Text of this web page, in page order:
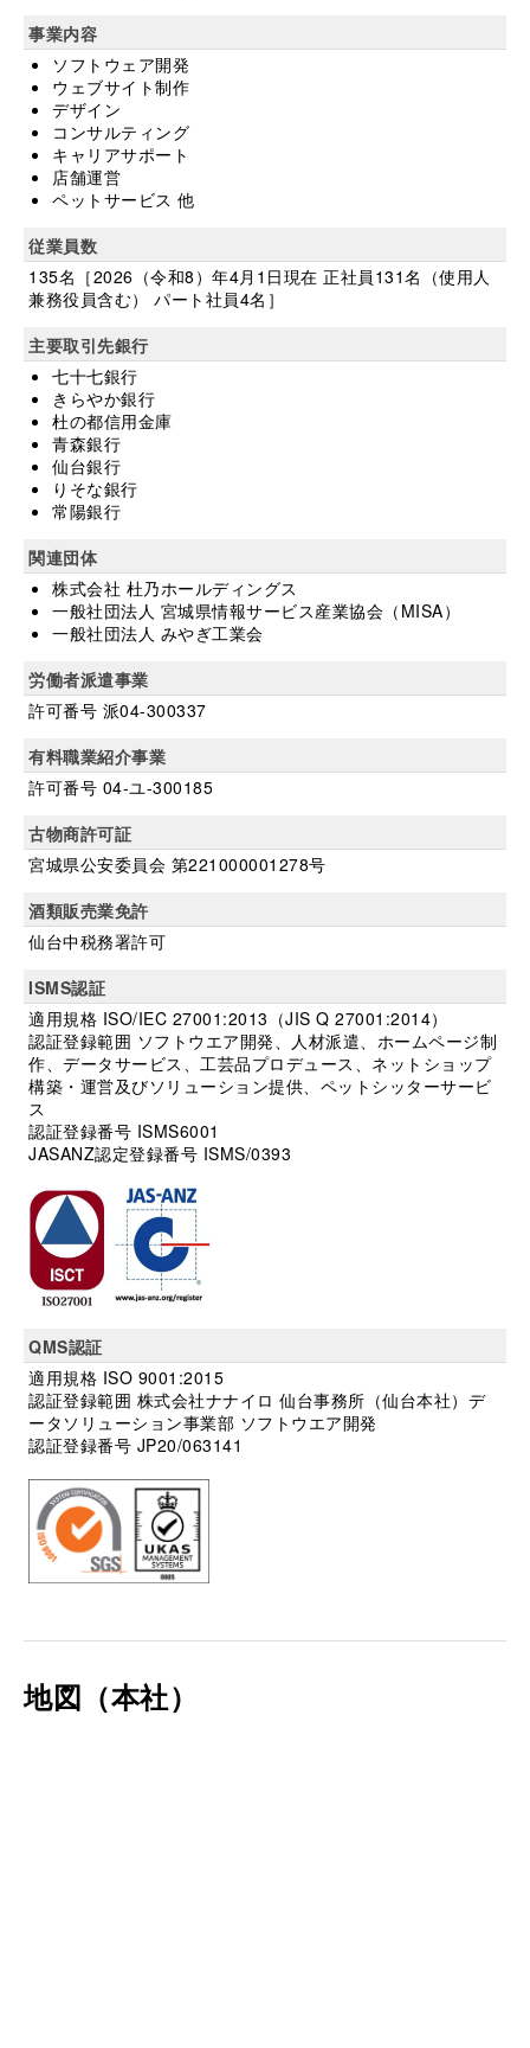
事業内容
ソフトウェア開発
ウェブサイト制作
デザイン
コンサルティング
キャリアサポート
店舗運営
ペットサービス 他
従業員数
135名［2026（令和8）年4月1日現在 正社員131名（使用人
兼務役員含む） パート社員4名］
主要取引先銀行
七十七銀行
きらやか銀行
杜の都信用金庫
青森銀行
仙台銀行
りそな銀行
常陽銀行
関連団体
株式会社 杜乃ホールディングス
一般社団法人 宮城県情報サービス産業協会（MISA）
一般社団法人 みやぎ工業会
労働者派遣事業
許可番号 派04-300337
有料職業紹介事業
許可番号 04-ユ-300185
古物商許可証
宮城県公安委員会 第221000001278号
酒類販売業免許
仙台中税務署許可
ISMS認証
適用規格 ISO/IEC 27001:2013（JIS Q 27001:2014）
認証登録範囲 ソフトウエア開発、人材派遣、ホームページ制
作、データサービス、工芸品プロデュース、ネットショップ
構築・運営及びソリューション提供、ペットシッターサービ
ス
認証登録番号 ISMS6001
JASANZ認定登録番号 ISMS/0393
QMS認証
適用規格 ISO 9001:2015
認証登録範囲 株式会社ナナイロ 仙台事務所（仙台本社）デ
ータソリューション事業部 ソフトウエア開発
認証登録番号 JP20/063141
地図（本社）